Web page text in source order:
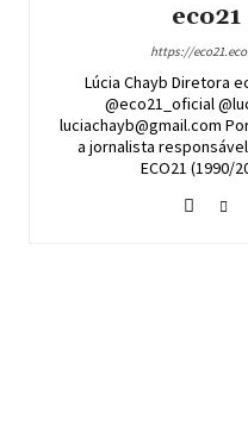
eco21
https://
Lúcia Chayb Diretora
@eco21_oficial
luciachayb@gmail.com
a jornalista
ECO21 (1990/